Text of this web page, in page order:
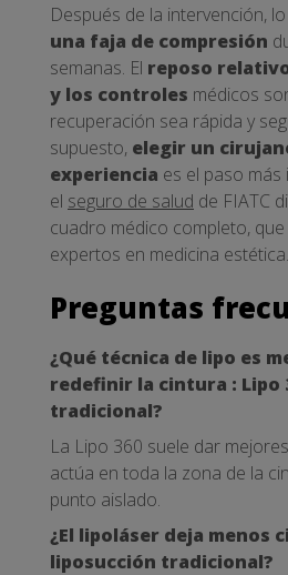
Después de la intervención,
una faja de compresión
semanas. El reposo
y los controles médicos
recuperación sea rápida y
supuesto, elegir un
experiencia es el paso
el seguro de salud de FIATC
cuadro médico completo,
expertos en medicina estética.
Preguntas
¿Qué técnica de lipo es
redefinir la cintura : Lipo
tradicional?
La Lipo 360 suele dar
actúa en toda la zona de la
punto aislado.
¿El lipoláser deja menos
liposucción tradicional?